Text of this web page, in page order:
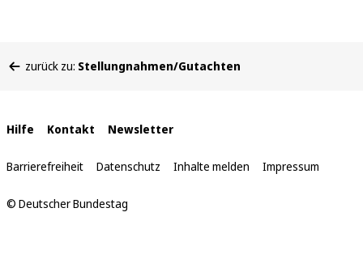
befinden
zurück zu: Stellungnahmen/Gutachten
Interne
Links
Hilfe Kontakt Newsletter
Barrierefreiheit Datenschutz Inhalte melden Impressum
© Deutscher Bundestag